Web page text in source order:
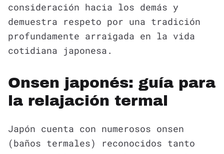
consideración hacia los demás y
demuestra respeto por una tradición
profundamente arraigada en la vida
cotidiana japonesa.
Onsen japonés: guía para
la relajación termal
Japón cuenta con numerosos onsen
(baños termales) reconocidos tanto